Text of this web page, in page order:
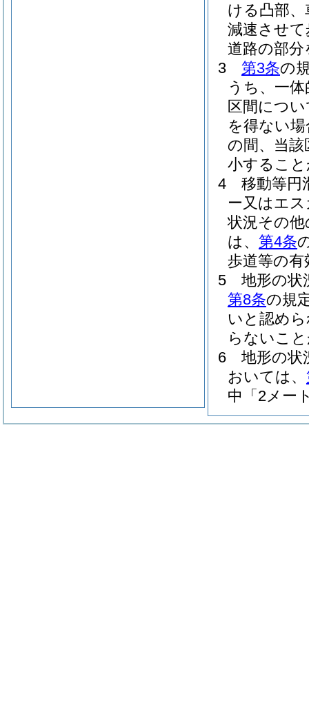
ける凸部
減速させ
道路の部
3
第3条の
うち、一
区間につ
を得ない
の間、当
小するこ
4
移動等円
ー又はエ
状況その
は、 第4条
歩道等の
5
地形の状
第8条の規
いと認め
らないこ
6
地形の状
おいては、
中「2メー